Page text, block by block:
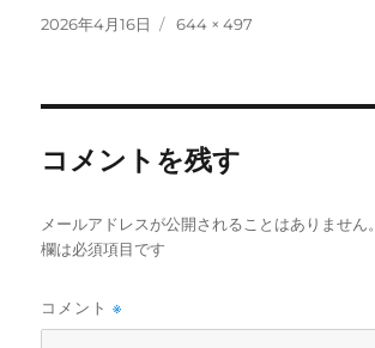
投
2026年4月16日
フ
644 × 497
コメントを残す
メールアドレスが公開されることはありません。
欄は必須項目です
コメント※